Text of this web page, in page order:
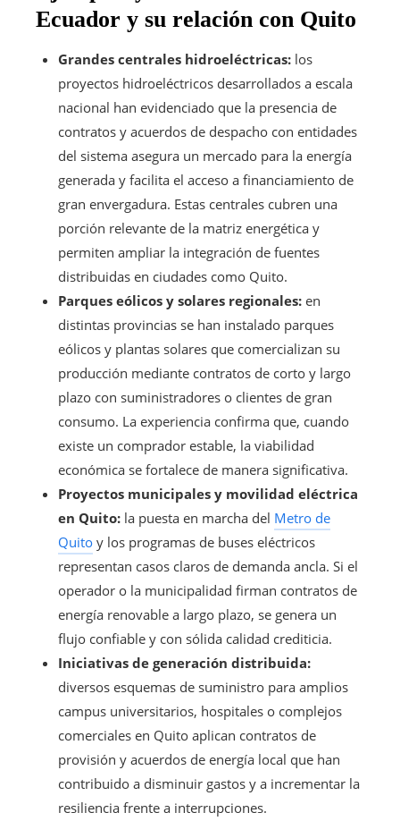
Ecuador y su relación con Quito
Grandes centrales hidroeléctricas: los
proyectos hidroeléctricos desarrollados a escala
nacional han evidenciado que la presencia de
contratos y acuerdos de despacho con entidades
del sistema asegura un mercado para la energía
generada y facilita el acceso a financiamiento de
gran envergadura. Estas centrales cubren una
porción relevante de la matriz energética y
permiten ampliar la integración de fuentes
distribuidas en ciudades como Quito.
Parques eólicos y solares regionales: en
distintas provincias se han instalado parques
eólicos y plantas solares que comercializan su
producción mediante contratos de corto y largo
plazo con suministradores o clientes de gran
consumo. La experiencia confirma que, cuando
existe un comprador estable, la viabilidad
económica se fortalece de manera significativa.
Proyectos municipales y movilidad eléctrica
en Quito: la puesta en marcha del Metro de
Quito y los programas de buses eléctricos
representan casos claros de demanda ancla. Si el
operador o la municipalidad firman contratos de
energía renovable a largo plazo, se genera un
flujo confiable y con sólida calidad crediticia.
Iniciativas de generación distribuida:
diversos esquemas de suministro para amplios
campus universitarios, hospitales o complejos
comerciales en Quito aplican contratos de
provisión y acuerdos de energía local que han
contribuido a disminuir gastos y a incrementar la
resiliencia frente a interrupciones.